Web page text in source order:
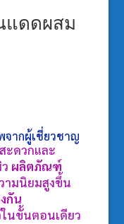
ดดผสม
ากผู้เชี่ยวชาญ
ะดวกและ
ผลิตภัณฑ์
ามนิยมสูงขึ้น
กัน
ในขั้นตอนเดียว